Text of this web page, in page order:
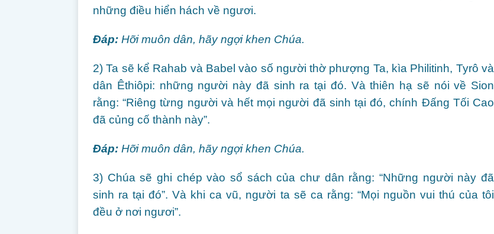
những điều hiển hách về ngươi.
Ðáp: Hỡi muôn dân, hãy ngợi khen Chúa.
2) Ta sẽ kể Rahab và Babel vào số người thờ phượng Ta, kìa Philitinh, Tyrô và
dân Êthiôpi: những người này đã sinh ra tại đó. Và thiên hạ sẽ nói về Sion
rằng: “Riêng từng người và hết mọi người đã sinh tại đó, chính Ðấng Tối Cao
đã củng cố thành này”.
Ðáp: Hỡi muôn dân, hãy ngợi khen Chúa.
3) Chúa sẽ ghi chép vào sổ sách của chư dân rằng: “Những người này đã
sinh ra tại đó”. Và khi ca vũ, người ta sẽ ca rằng: “Mọi nguồn vui thú của tôi
đều ở nơi ngươi”.